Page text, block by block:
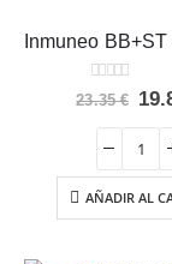
0 out of 5
23.35€ El
AÑADIR AL